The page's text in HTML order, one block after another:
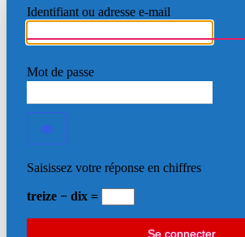
Identifiant ou adresse e-mail
Mot de passe
Saisissez votre réponse en chiffres
treize − dix =